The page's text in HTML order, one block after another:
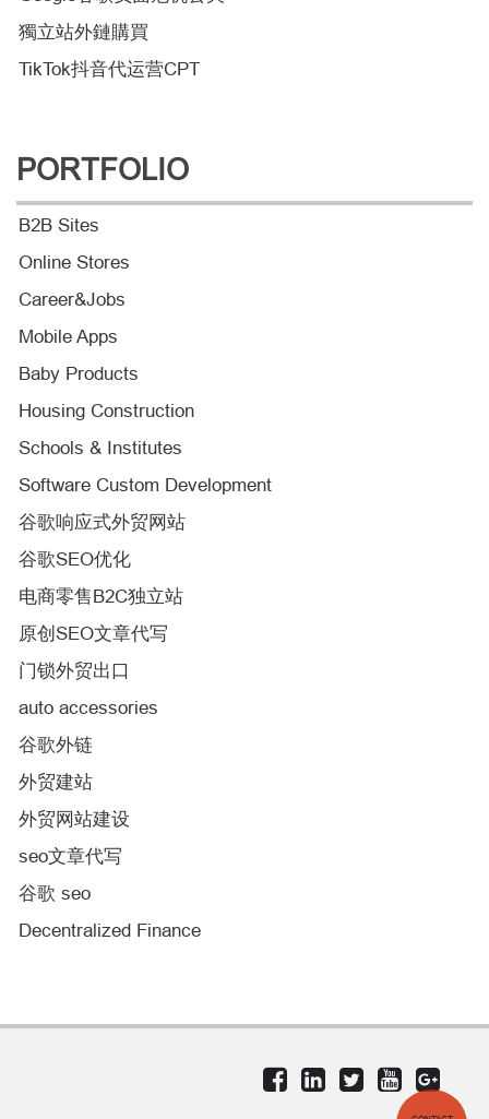
獨立站外鏈購買
TikTok抖音代运营CPT
PORTFOLIO
B2B Sites
Online Stores
Career&Jobs
Mobile Apps
Baby Products
Housing Construction
Schools & Institutes
Software Custom Development
谷歌响应式外贸网站
谷歌SEO优化
电商零售B2C独立站
原创SEO文章代写
门锁外贸出口
auto accessories
谷歌外链
外贸建站
外贸网站建设
seo文章代写
谷歌 seo
Decentralized Finance